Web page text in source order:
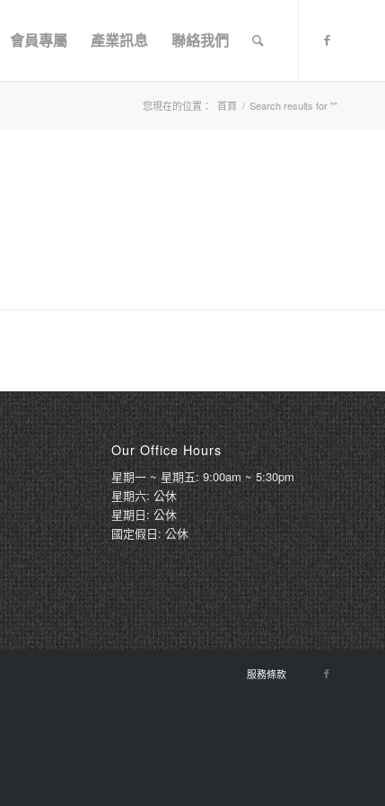
會員專屬 產業訊息 聯絡我們
您現在的位置： 首頁 / Search results for ""
Our Office Hours
星期一 ~ 星期五: 9:00am ~ 5:30pm
星期六: 公休
星期日: 公休
國定假日: 公休
服務條款